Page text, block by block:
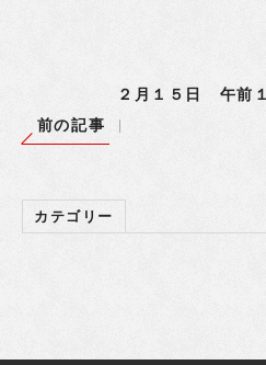
２月１５日 午前
前の記事
カテゴリー